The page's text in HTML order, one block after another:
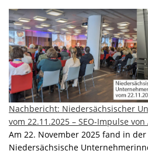
Nachbericht: Niedersächsischer
vom 22.11.2025 – SEO-Impulse von
Am 22. November 2025 fand in
Niedersächsische